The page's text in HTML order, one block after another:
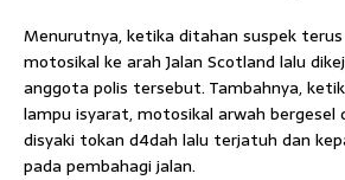
Menurutnya, ketika ditahan suspek
motosikal ke arah Jalan Scotland lalu
anggota polis tersebut. Tambahnya,
lampu isyarat, motosikal arwah bergesel
disyaki tokan d4dah lalu terjatuh dan
pada pembahagi jalan.